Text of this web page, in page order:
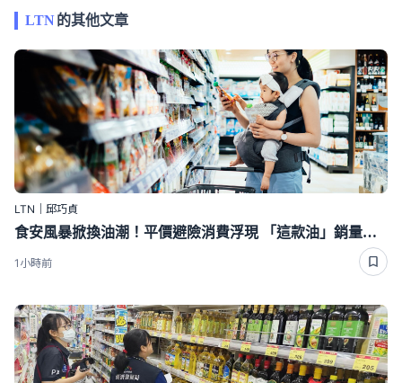
LTN的其他文章
LTN｜邱巧貞
食安風暴掀換油潮！平價避險消費浮現 「這款油」銷量大增58％
1小時前